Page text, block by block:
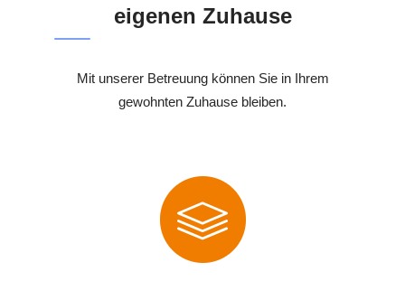
eigenen Zuhause
Mit unserer Betreuung können Sie in Ihrem
gewohnten Zuhause bleiben.